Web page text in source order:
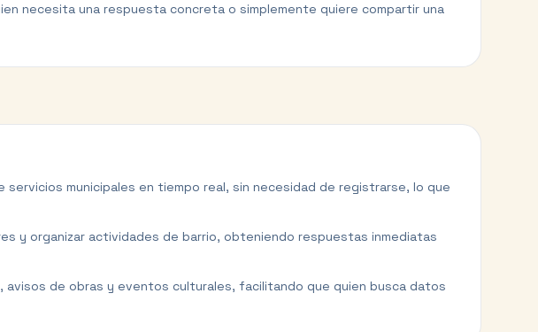
necesita una respuesta concreta o simplemente quiere compartir una
municipales en tiempo real, sin necesidad de registrarse, lo que
y organizar actividades de barrio, obteniendo respuestas inmediatas
de obras y eventos culturales, facilitando que quien busca datos